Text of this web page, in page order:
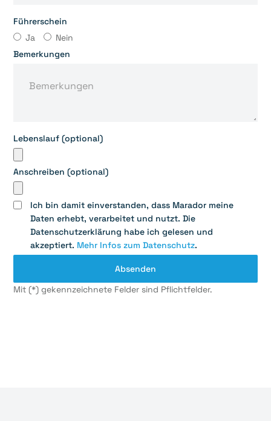
Führerschein
Ja
Nein
Bemerkungen
Lebenslauf (optional)
Anschreiben (optional)
Ich bin damit einverstanden, dass Marador meine
Daten erhebt, verarbeitet und nutzt. Die
Datenschutzerklärung habe ich gelesen und
akzeptiert. Mehr Infos zum Datenschutz.
Mit (*) gekennzeichnete Felder sind Pflichtfelder.